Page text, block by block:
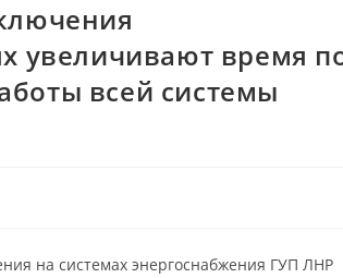
увеличивают время
всей системы
на системах энергоснабжения ГУП ЛНР